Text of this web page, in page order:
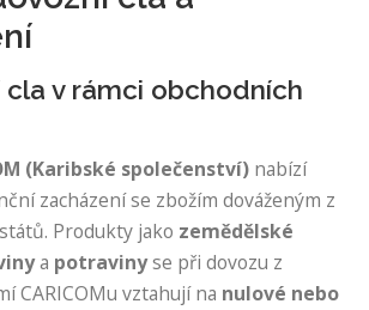
v rámci obchodních
(Karibské společenství) nabízí
zacházení se zbožím dováženým z
Produkty jako zemědělské
a potravinyse při dovozu z
CARICOMu vztahují na nulové nebo